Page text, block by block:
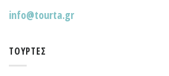
info@tourta.gr
ΤΟΎΡΤΕΣ